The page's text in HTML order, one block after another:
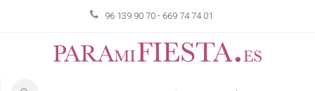
96 139 90 70 - 669 74 74 01